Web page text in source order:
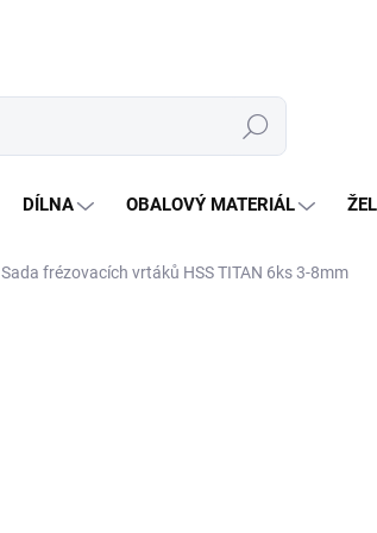
Hledat
DÍLNA OBALOVÝ MATERIÁL
Sada frézovacích vrtáků HSS TITAN 6ks 3-8mm